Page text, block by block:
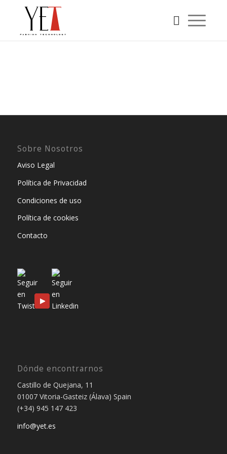
Sobre Nosotros
Aviso Legal
Política de Privacidad
Condiciones de uso
Política de cookies
Contacto
Dónde encontrarnos
Castillo de Quejana, 11
01007 Vitoria-Gasteiz (Álava) Spain
(+34) 945 147 423
info@yet.es